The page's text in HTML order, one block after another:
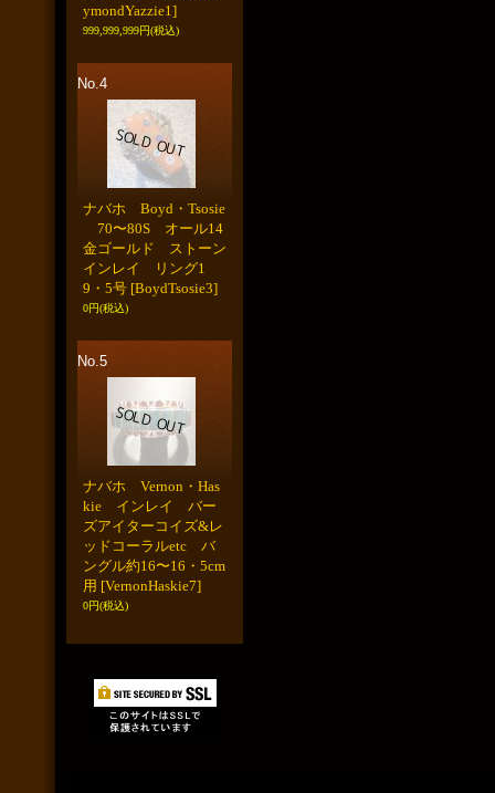
ymondYazzie1]
999,999,999円(税込)
No.4
ナバホ Boyd・Tsosie
70〜80S オール14
金ゴールド ストーン
インレイ リング1
9・5号 [BoydTsosie3]
0円(税込)
No.5
ナバホ Vernon・Has
kie インレイ バー
ズアイターコイズ&レ
ッドコーラルetc バ
ングル約16〜16・5cm
用 [VernonHaskie7]
0円(税込)